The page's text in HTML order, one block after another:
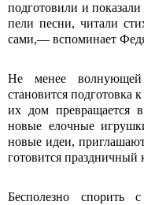
подготовили и
пели песни, читали
сами,― вспоминает
Не менее
становится подготовка
их дом превращается
новые елочные
новые идеи,
готовится праздничный
Бесполезно